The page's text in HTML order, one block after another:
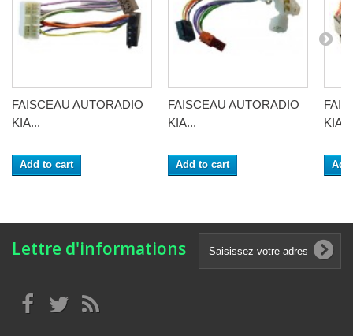
FAISCEAU AUTORADIO
KIA...
Add to cart
FAISCEAU AUTORADIO
KIA...
Add to cart
KIA...
Lettre d'informations